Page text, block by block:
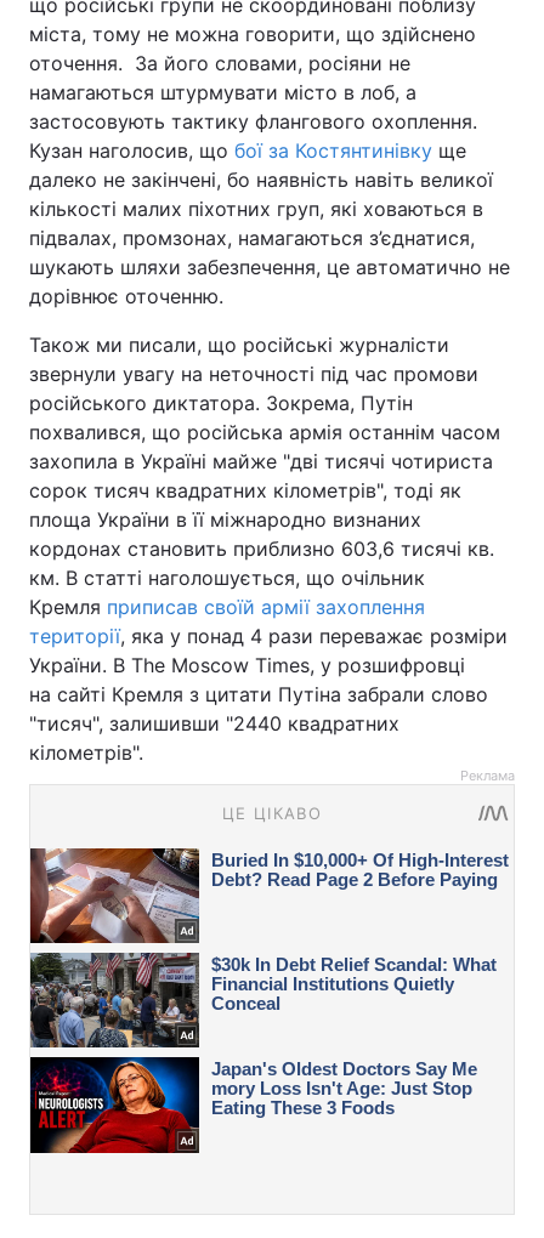
що російські групи не скоординовані поблизу
міста, тому не можна говорити, що здійснено
оточення. За його словами, росіяни не
намагаються штурмувати місто в лоб, а
застосовують тактику флангового охоплення.
Кузан наголосив, що бої за Костянтинівку ще
далеко не закінчені, бо наявність навіть великої
кількості малих піхотних груп, які ховаються в
підвалах, промзонах, намагаються з’єднатися,
шукають шляхи забезпечення, це автоматично не
дорівнює оточенню.
Також ми писали, що російські журналісти
звернули увагу на неточності під час промови
російського диктатора. Зокрема, Путін
похвалився, що російська армія останнім часом
захопила в Україні майже "дві тисячі чотириста
сорок тисяч квадратних кілометрів", тоді як
площа України в її міжнародно визнаних
кордонах становить приблизно 603,6 тисячі кв.
км. В статті наголошується, що очільник
Кремля приписав своїй армії захоплення
території, яка у понад 4 рази переважає розміри
України. В The Moscow Times, у розшифровці
на сайті Кремля з цитати Путіна забрали слово
"тисяч", залишивши "2440 квадратних
кілометрів".
Реклама